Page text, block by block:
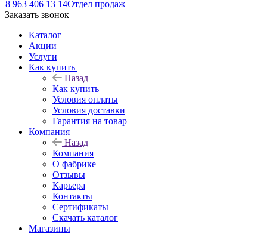
8 963 406 13 14Отдел продаж
Заказать звонок
Каталог
Акции
Услуги
Как купить
Назад
Как купить
Условия оплаты
Условия доставки
Гарантия на товар
Компания
Назад
Компания
О фабрике
Отзывы
Карьера
Контакты
Сертификаты
Скачать каталог
Магазины